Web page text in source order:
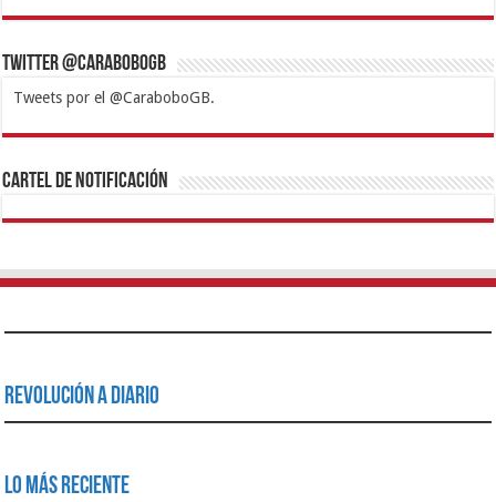
Twitter @CaraboboGB
Tweets por el @CaraboboGB.
1xbetBetturkeyBetistKralbetSupertotobetTipobetMatadorbetMariobet
https://mvbcasino.com/
Cartel de Notificación
Revolución a Diario
Lo Más Reciente